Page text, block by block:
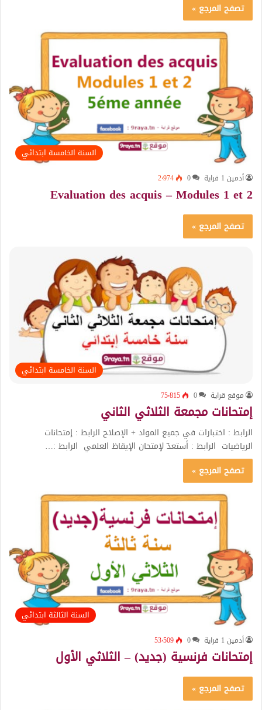
تصفح المرجع »
السنة الخامسة ابتدائي
أدمين 1 قراية 0 2٬974
Evaluation des acquis – Modules 1 et 2
تصفح المرجع »
السنة الخامسة ابتدائي
موقع قراية 0 75٬815
إمتحانات مجمعة الثلاثي الثاني
الرابط : اختبارات في جميع المواد + الإصلاح الرابط : إمتحانات
الرياضيات الرابط : أستعدّ لإمتحان الإيقاظ العلمي الرابط :…
تصفح المرجع »
السنة الثالثة ابتدائي
أدمين 1 قراية 0 53٬509
إمتحانات فرنسية (جديد) – الثلاثي الأول
تصفح المرجع »